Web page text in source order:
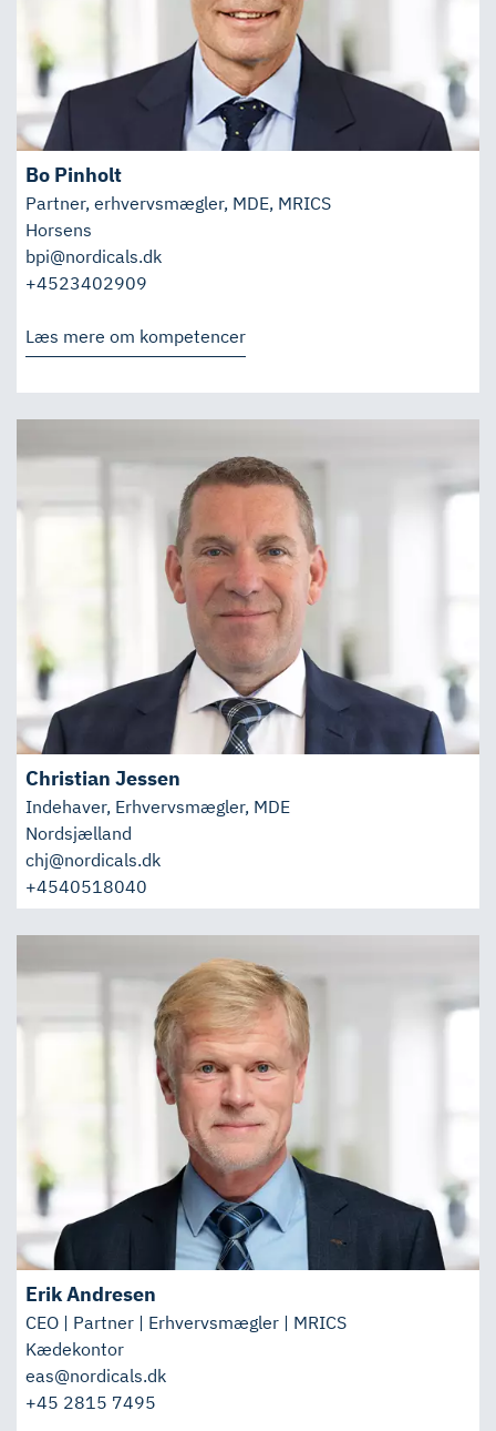
Bo Pinholt
Partner, erhvervsmægler, MDE, MRICS
Horsens
bpi@nordicals.dk
+4523402909
Læs mere om kompetencer
Christian Jessen
Indehaver, Erhvervsmægler, MDE
Nordsjælland
chj@nordicals.dk
+4540518040
Erik Andresen
CEO | Partner | Erhvervsmægler | MRICS
Kædekontor
eas@nordicals.dk
+45 2815 7495